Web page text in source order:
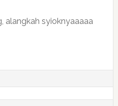
alangkah syioknyaaaaa